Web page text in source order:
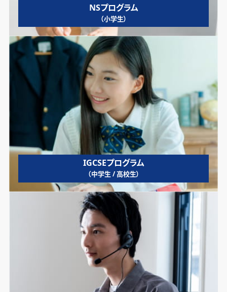
NSプログラム
（小学生）
IGCSEプログラム
（中学生 / 高校生）